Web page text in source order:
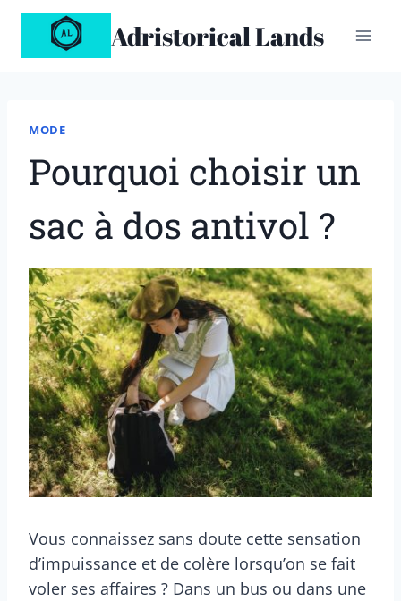
Aller
contenu
Adristorical Lands
MODE
Pourquoi choisir un
sac à dos antivol ?
Vous connaissez sans doute cette sensation
d’impuissance et de colère lorsqu’on se fait
voler ses affaires ? Dans un bus ou dans une